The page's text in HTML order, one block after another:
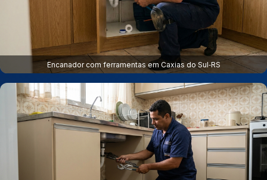
Encanador com ferramentas em Caxias do Sul‑RS